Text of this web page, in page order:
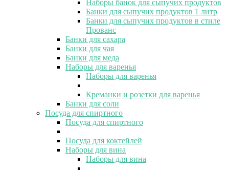
Наборы банок для сыпучих продуктов
Банки для сыпучих продуктов 1 литр
Банки для сыпучих продуктов в стиле
Прованс
Банки для сахара
Банки для чая
Банки для меда
Наборы для варенья
Наборы для варенья
Креманки и розетки для варенья
Банки для соли
Посуда для спиртного
Посуда для спиртного
Посуда для коктейлей
Наборы для вина
Наборы для вина